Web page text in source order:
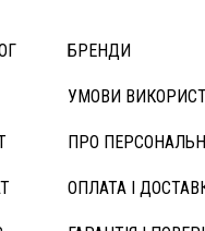
БРЕНДИ
УМОВИ
ПРО
ОПЛАТА І